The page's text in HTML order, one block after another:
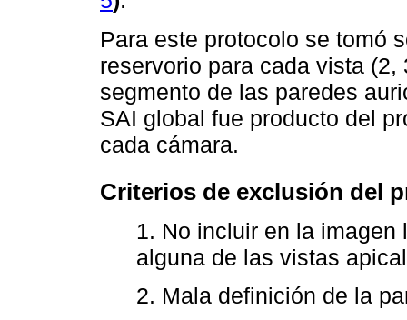
Para este protocolo se tomó
reservorio para cada vista
segmento de las paredes
SAI global fue producto del
cada cámara.
Criterios de exclusión del
1. No incluir en la
alguna de las vistas
2. Mala definición de la